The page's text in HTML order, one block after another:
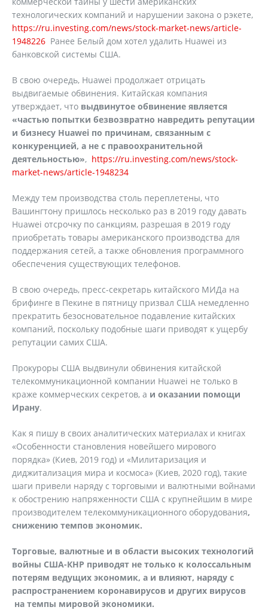
технологических компаний и нарушении закона о рэкете,
https://ru.investing.com/news/stock-market-news/article-
1948226 Ранее Белый дом хотел удалить Huawei из
банковской системы США.
В свою очередь, Huawei продолжает отрицать
выдвигаемые обвинения. Китайская компания
утверждает, что выдвинутое обвинение является
«частью попытки безвозвратно навредить репутации
и бизнесу Huawei по причинам, связанным с
конкуренцией, а не с правоохранительной
деятельностью», https://ru.investing.com/news/stock-
market-news/article-1948234
Между тем производства столь переплетены, что
Вашингтону пришлось несколько раз в 2019 году давать
Huawei отсрочку по санкциям, разрешая в 2019 году
приобретать товары американского производства для
поддержания сетей, а также обновления программного
обеспечения существующих телефонов.
В свою очередь, пресс-секретарь китайского МИДа на
брифинге в Пекине в пятницу призвал США немедленно
прекратить безосновательное подавление китайских
компаний, поскольку подобные шаги приводят к ущербу
репутации самих США.
Прокуроры США выдвинули обвинения китайской
телекоммуникационной компании Huawei не только в
краже коммерческих секретов, а и оказании помощи
Ирану.
Как я пишу в своих аналитических материалах и книгах
«Особенности становления новейшего мирового
порядка» (Киев, 2019 год) и «Милитаризация и
диджитализация мира и космоса» (Киев, 2020 год), такие
шаги привели наряду с торговыми и валютными войнами
к обострению напряженности США с крупнейшим в мире
производителем телекоммуникационного оборудования,
снижению темпов экономик.
Торговые, валютные и в области высоких технологий
войны США-КНР приводят не только к колоссальным
потерям ведущих экономик, а и влияют, наряду с
распространением коронавирусов и других вирусов
на темпы мировой экономики.